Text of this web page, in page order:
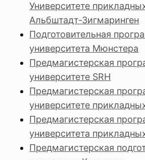
Университете
Альбштадт-Зигмаринген
Подготовительная
университета Мюнстера
Предмагистерская
университете SRH
Предмагистерская
университете
Предмагистерская
университета
Предмагистерская